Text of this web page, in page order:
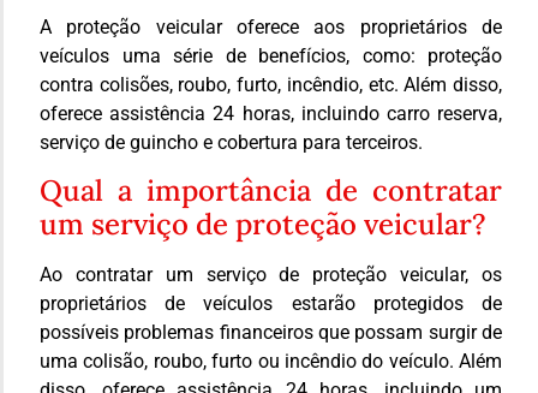
A proteção veicular oferece aos proprietários de
veículos uma série de benefícios, como: proteção
contra colisões, roubo, furto, incêndio, etc. Além disso,
oferece assistência 24 horas, incluindo carro reserva,
serviço de guincho e cobertura para terceiros.
Qual a importância de contratar
um serviço de proteção veicular?
Ao contratar um serviço de proteção veicular, os
proprietários de veículos estarão protegidos de
possíveis problemas financeiros que possam surgir de
uma colisão, roubo, furto ou incêndio do veículo. Além